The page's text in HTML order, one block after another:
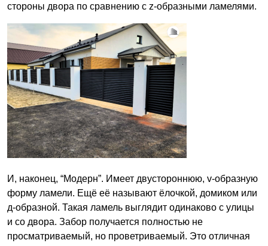
стороны двора по сравнению с z-образными ламелями.
И, наконец, “Модерн”. Имеет двустороннюю, v-образную
форму ламели. Ещё её называют ёлочкой, домиком или
д-образной. Такая ламель выглядит одинаково с улицы
и со двора. Забор получается полностью не
просматриваемый, но проветриваемый. Это отличная